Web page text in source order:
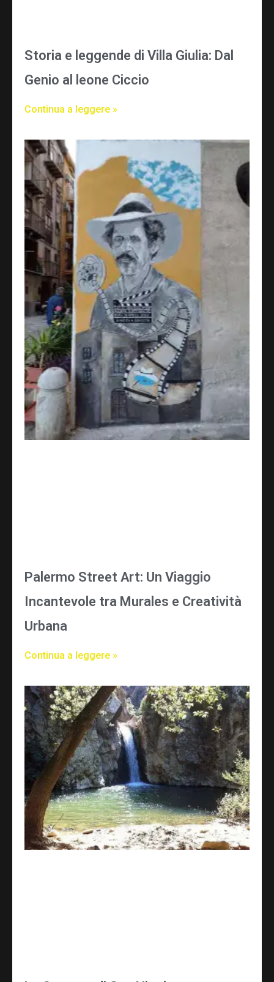
Storia e leggende di Villa Giulia: Dal
Genio al leone Ciccio
Continua a leggere »
Palermo Street Art: Un Viaggio
Incantevole tra Murales e Creatività
Urbana
Continua a leggere »